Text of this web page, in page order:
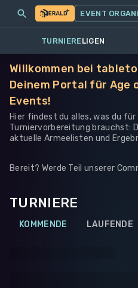
SPIEL·
MEINE
EVENT
TURNIERELIGEN
Willkommen bei
Deinem Portal für Age
Events!
Hier findest du alles, was du
Turniervorbereitung brauchst:
aktuelle Armeelisten und
Bereit? Werde Teil unserer
TURNIERE
KOMMENDE LAUFENDE